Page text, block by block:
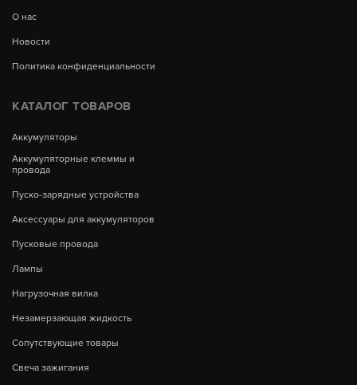
О нас
Новости
Политика конфиденциальности
КАТАЛОГ ТОВАРОВ
Аккумуляторы
Аккумуляторные клеммы и
провода
Пуско-зарядные устройства
Аксессуары для аккумуляторов
Пусковые провода
Лампы
Нагрузочная вилка
Незамерзающая жидкость
Сопутствующие товары
Свеча зажигания